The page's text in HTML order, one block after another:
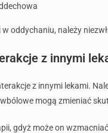
oddychaniu, należy
z innymi
z innymi lekami.
mogą zmieniać
gdyż może on